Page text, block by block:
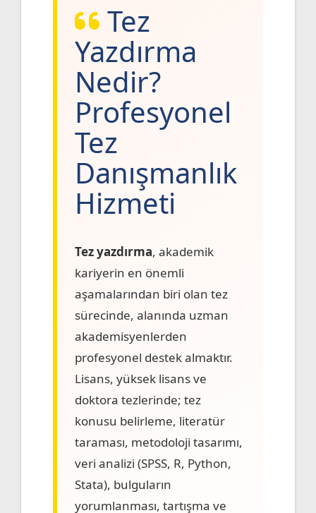
Tez
Yazdırma
Nedir?
Profesyonel
Tez
Danışmanlık
Hizmeti
Tez yazdırma, akademik
kariyerin en önemli
aşamalarından biri olan tez
sürecinde, alanında uzman
akademisyenlerden
profesyonel destek almaktır.
Lisans, yüksek lisans ve
doktora tezlerinde; tez
konusu belirleme, literatür
taraması, metodoloji tasarımı,
veri analizi (SPSS, R, Python,
Stata), bulguların
yorumlanması, tartışma ve